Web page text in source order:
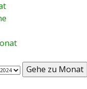
Gehe zu Monat